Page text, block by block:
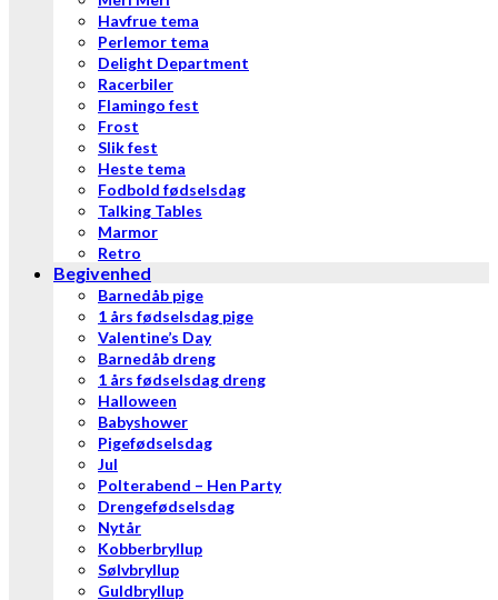
Havfrue tema
Perlemor tema
Delight Department
Racerbiler
Flamingo fest
Frost
Slik fest
Heste tema
Fodbold fødselsdag
Talking Tables
Marmor
Retro
Begivenhed
Barnedåb pige
1 års fødselsdag pige
Valentine’s Day
Barnedåb dreng
1 års fødselsdag dreng
Halloween
Babyshower
Pigefødselsdag
Jul
Polterabend – Hen Party
Drengefødselsdag
Nytår
Kobberbryllup
Sølvbryllup
Guldbryllup